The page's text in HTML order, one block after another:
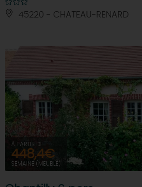
45220 - CHATEAU-RENARD
À PARTIR DE
448,4€
SEMAINE (MEUBLÉ)